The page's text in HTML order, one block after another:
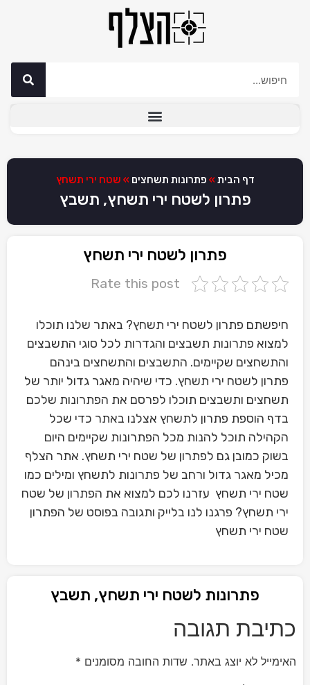
דף הבית » פתרונות תשחצים » שטח ירי תשחץ
פתרון לשטח ירי תשחץ, תשבץ
פתרון לשטח ירי תשחץ
Rate this post
חיפשתם פתרון לשטח ירי תשחץ? באתר שלנו תוכלו
למצוא פתרונות תשבצים והגדרות לכל סוגי התשבצים
והתשחצים שקיימים. התשבצים והתשחצים בינהם
פתרון לשטח ירי תשחץ. כדי שיהיה מאגר גדול יותר של
תשחצים ותשבצים תוכלו לפרסם את הפתרונות שלכם
בדף הוספת פתרון לתשחץ אצלנו באתר כדי שכל
הקהילה תוכל להנות מכל הפתרונות שקיימים היום
בשוק כמובן גם לפתרון של שטח ירי תשחץ. אתר הצלף
מכיל מאגר גדול ורחב של פתרונות לתשחץ ומילים כמו
שטח ירי תשחץ עזרנו לכם למצוא את הפתרון של שטח
ירי תשחץ? פרגנו לנו בלייק ותגובה בפוסט של הפתרון
שטח ירי תשחץ
פתרונות לשטח ירי תשחץ, תשבץ
כתיבת תגובה
האימייל לא יוצג באתר. שדות החובה מסומנים *